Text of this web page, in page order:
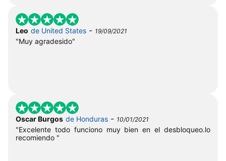
Leo de United States - 19/09/2021
"Muy agradesido"
Oscar Burgos de Honduras - 10/01/2021
"Excelente todo funciono muy bien en el desbloqueo.lo
recomiendo "